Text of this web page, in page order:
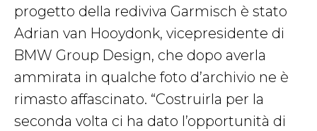
progetto della rediviva Garmisch è stato
Adrian van Hooydonk, vicepresidente di
BMW Group Design, che dopo averla
ammirata in qualche foto d’archivio ne è
rimasto affascinato. “Costruirla per la
seconda volta ci ha dato l’opportunità di